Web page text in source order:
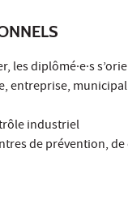
diplômé·e·s
entreprise,
industriel
de prévention,